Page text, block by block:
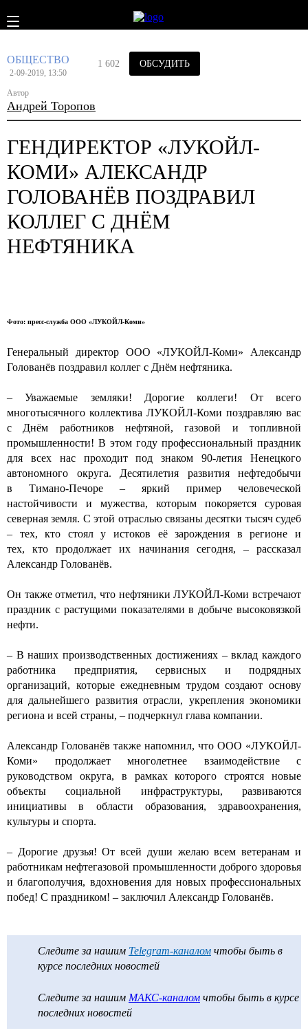
ОБЩЕСТВО
2-09-2019, 13:50
Автор
Андрей Торопов
1 602 ОБСУДИТЬ
ГЕНДИРЕКТОР «ЛУКОЙЛ-
КОМИ» АЛЕКСАНДР
ГОЛОВАНЁВ ПОЗДРАВИЛ
КОЛЛЕГ С ДНЁМ
НЕФТЯНИКА
Фото: пресс-служба ООО «ЛУКОЙЛ-Коми»
Генеральный директор ООО «ЛУКОЙЛ-Коми» Александр
Голованёв поздравил коллег с Днём нефтяника.
– Уважаемые земляки! Дорогие коллеги! От всего
многотысячного коллектива ЛУКОЙЛ-Коми поздравляю вас
с Днём работников нефтяной, газовой и топливной
промышленности! В этом году профессиональный праздник
для всех нас проходит под знаком 90-летия Ненецкого
автономного округа. Десятилетия развития нефтедобычи
в Тимано-Печоре – яркий пример человеческой
настойчивости и мужества, которым покоряется суровая
северная земля. С этой отраслью связаны десятки тысяч судеб
– тех, кто стоял у истоков её зарождения в регионе и
тех, кто продолжает их начинания сегодня, – рассказал
Александр Голованёв.
Он также отметил, что нефтяники ЛУКОЙЛ-Коми встречают
праздник с растущими показателями в добыче высоковязкой
нефти.
– В наших производственных достижениях – вклад каждого
работника предприятия, сервисных и подрядных
организаций, которые ежедневным трудом создают основу
для дальнейшего развития отрасли, укрепления экономики
региона и всей страны, – подчеркнул глава компании.
Александр Голованёв также напомнил, что ООО «ЛУКОЙЛ-
Коми» продолжает многолетнее взаимодействие с
руководством округа, в рамках которого строятся новые
объекты социальной инфраструктуры, развиваются
инициативы в области образования, здравоохранения,
культуры и спорта.
– Дорогие друзья! От всей души желаю всем ветеранам и
работникам нефтегазовой промышленности доброго здоровья
и благополучия, вдохновения для новых профессиональных
побед! С праздником! – заключил Александр Голованёв.
Следите за нашим Telegram-каналом чтобы быть в
курсе последних новостей
Следите за нашим МАКС-каналом чтобы быть в курсе
последних новостей